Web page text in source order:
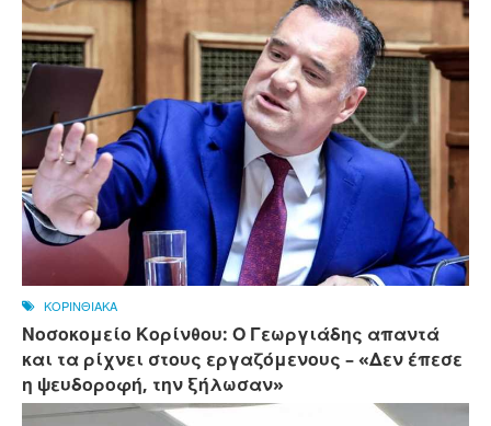
ΚΟΡΙΝΘΙΑΚΑ
Νοσοκομείο Κορίνθου: Ο Γεωργιάδης απαντά
και τα ρίχνει στους εργαζόμενους – «Δεν έπεσε
η ψευδοροφή, την ξήλωσαν»